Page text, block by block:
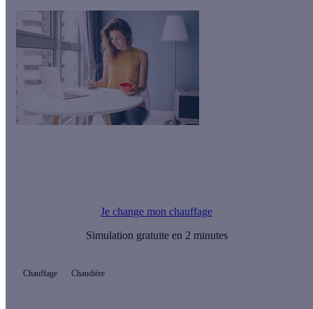
Je change mon chauffage
Simulation gratuite en 2 minutes
Chauffage Chaudière